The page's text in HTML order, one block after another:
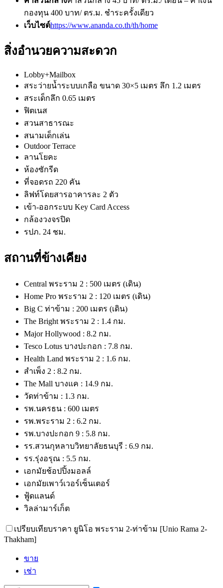
กองทุน 400 บาท/ ตร.ม. ชำระครั้งเดียว
เว็บไซต์https://www.ananda.co.th/th/home
สิ่งอำนวยความสะดวก
Lobby+Mailbox
สระว่ายน้ำระบบเกลือ ขนาด 30×5 เมตร ลึก 1.2 เมตร
สระเด็กลึก 0.65 เมตร
ฟิตเนส
สวนสาธารณะ
สนามเด็กเล่น
Outdoor Terrace
ลานโยคะ
ห้องซักรีด
ที่จอดรถ 220 คัน
ลิฟท์โดยสารอาคารละ 2 ตัว
เข้า-ออกระบบ Key Card Access
กล้องวงจรปิด
รปภ. 24 ชม.
สถานที่ข้างเคียง
Central พระราม 2 : 500 เมตร (เดิน)
Home Pro พระราม 2 : 120 เมตร (เดิน)
Big C ท่าข้าม : 200 เมตร (เดิน)
The Bright พระราม 2 : 1.4 กม.
Major Hollywood : 8.2 กม.
Tesco Lotus บางปะกอก : 7.8 กม.
Health Land พระราม 2 : 1.6 กม.
สำเพ็ง 2 : 8.2 กม.
The Mall บางแค : 14.9 กม.
วัดท่าข้าม : 1.3 กม.
รพ.นครธน : 600 เมตร
รพ.พระราม 2 : 6.2 กม.
รพ.บางปะกอก 9 : 5.8 กม.
รร.สวนกุหลาบวิทยาลัยธนบุรี : 6.9 กม.
รร.รุ่งอรุณ : 5.5 กม.
เอกมัยช้อปปิ้งมอลล์
เอกมัยเพาว์เวอร์เซ็นเตอร์
ฟู้ดแลนด์
วิลล่ามาร์เก็ต
เปรียบเทียบราคา ยูนิโอ พระราม 2-ท่าข้าม [Unio Rama 2-
Thakham]
ขาย
เช่า